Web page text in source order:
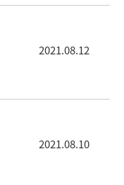
2021.08.12
2021.08.10